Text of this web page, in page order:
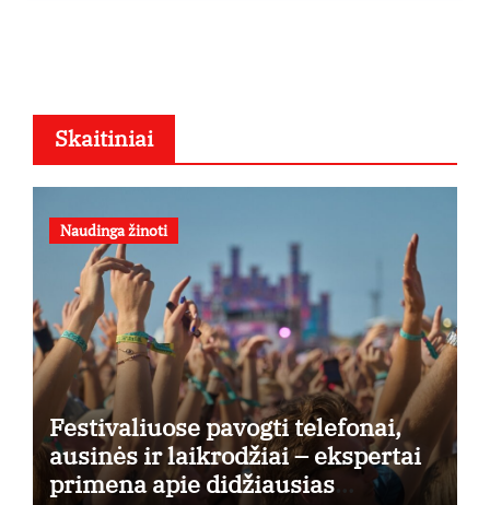
Skaitiniai
Naudinga žinoti
Festivaliuose pavogti telefonai,
ausinės ir laikrodžiai – ekspertai
primena apie didžiausias